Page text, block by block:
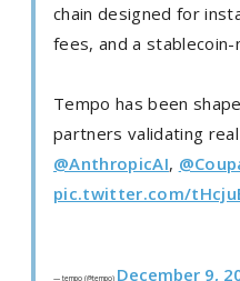
chain designed for
fees, and a
Tempo has been
partners validating
@AnthropicAI,
pic.twitter.com/
— tempo (@tempo) December 9,